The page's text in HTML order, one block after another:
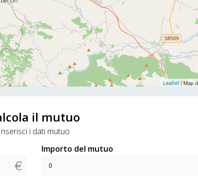
Leaflet| Map
il mutuo
Inserisci i dati mutuo
Importo del mutuo